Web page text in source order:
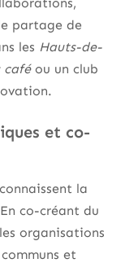
partage de
les Hauts-de-
caféou un club
et co-
la
co-créant du
organisations
et